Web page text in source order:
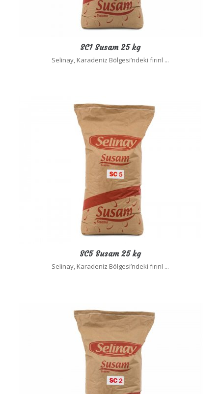
SC1 Susam 25 kg
Selinay, Karadeniz Bölgesi’ndeki fırınl ...
SC5 Susam 25 kg
Selinay, Karadeniz Bölgesi’ndeki fırınl ...